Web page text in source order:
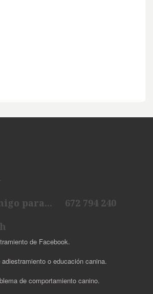
para... 672 794 240
de Facebook.
o educación canina.
de comportamiento canino.